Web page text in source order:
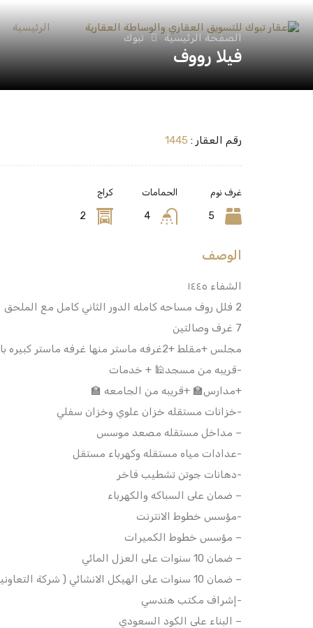
الرئيسية
الصفحة الرئيسية
تبوك
فيلا رووف
رقم العقار : 1445
غرف نوم
5
الحمامات
4
كراج
2
الوصف
الشفاء ١٤٤٥
2 فلل روف مساحه كامله الدور الثاني كامل مع الملحق
7 غرف وصالتين
مجلس +مقلط +2غرفه ماستر منها غرفه ماستر كبيره بالملحق غرفه ملابس بدورة مياه +2غرفه +2صاله +مستودع +مطبخ بغرفه غسيل +5دورات مياه +بوفيه+سطح مع جلسه خارجيه
-قريبه من مسجد🕌 + خدمات
+مدارس🏫 +قريبه من الجامعه 🏫
-خزانات مستقله خزان علوي وخزان سفلي
– مداخل مستقله مصعد موسس
-عدادات مياه مستقله وكهرباء مستقل
-دهانات جوتن تشطيب فاخر
– ضمان على السباكه والكهرباء
-مؤسس خطوط الانترنت
– ⁠مؤسس خطوط الكميرات
– ضمان 10 سنوات على العزل المائي
– ضمان 10 سنوات على الهيكل الانشائي ( شركة التعاونيه )
-⁠إشراف مكتب هندسي
– ⁠البناء على الكود السعودي